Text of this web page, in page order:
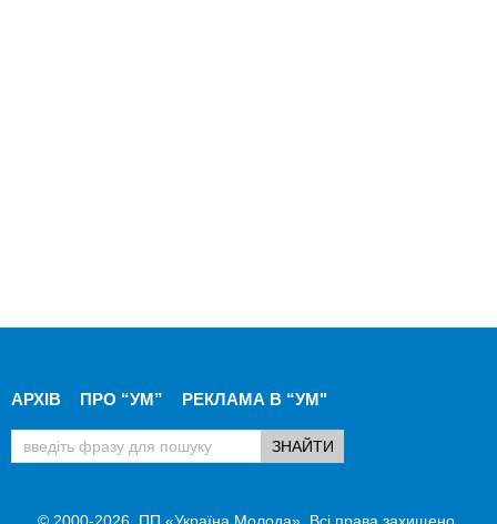
АРХІВ ПРО “УМ” РЕКЛАМА В “УМ"